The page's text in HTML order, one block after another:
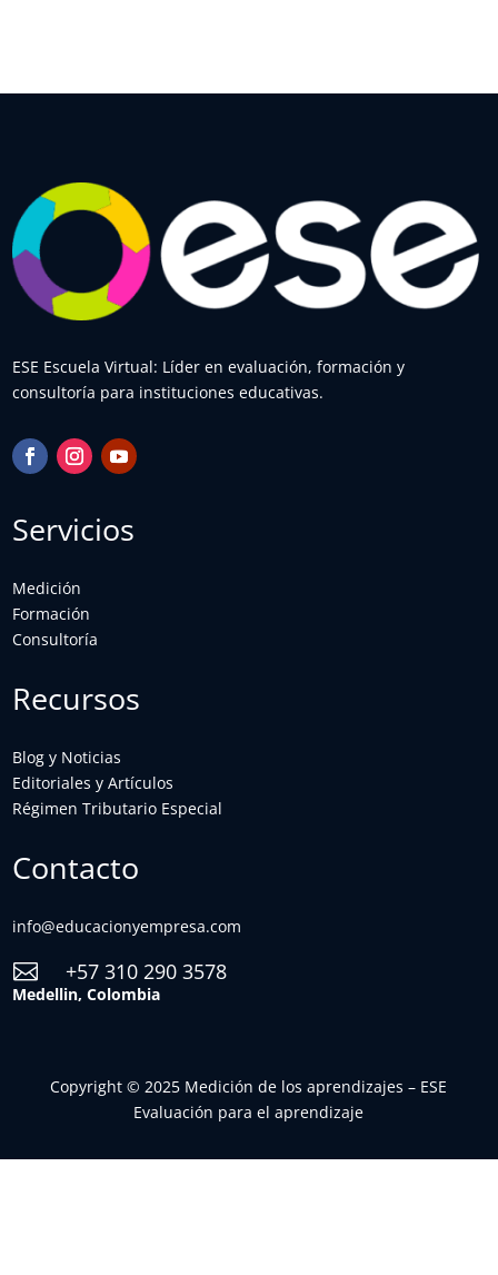
ESE Escuela Virtual: Líder en evaluación, formación y
consultoría para instituciones educativas.
Servicios
Medición
Formación
Consultoría
Recursos
Blog y Noticias
Editoriales y Artículos
Régimen Tributario Especial
Contacto
info@educacionyempresa.com
 +57 310 290 3578
Medellin, Colombia
Copyright © 2025 Medición de los aprendizajes – ESE
Evaluación para el aprendizaje